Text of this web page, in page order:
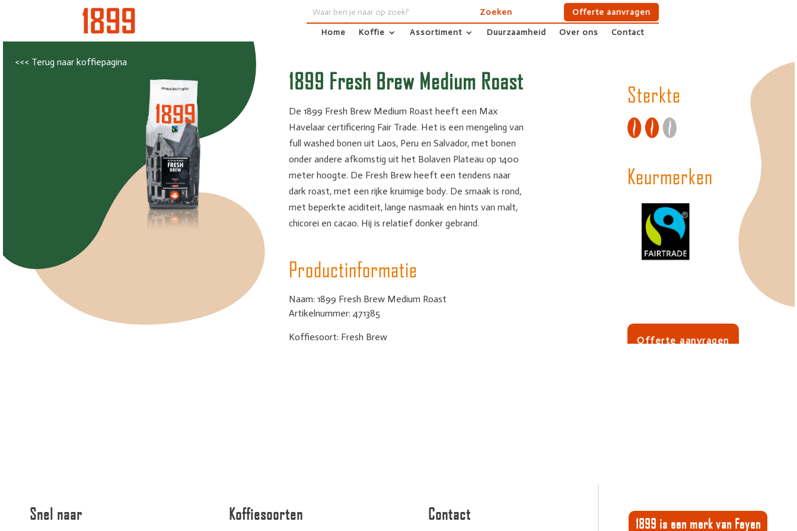
Offerte aanvragen
Home
Koffie Assortiment Duurzaamheid Over ons Contact
Offerte aanvragen
Home
Koffie Assortiment Duurzaamheid Over ons Contact
<<< Terug naar koffiepagina
1899 Fresh Brew Medium Roast
De 1899 Fresh Brew Medium Roast heeft een Max
Havelaar certificering Fair Trade. Het is een mengeling van
full washed bonen uit Laos, Peru en Salvador, met bonen
onder andere afkomstig uit het Bolaven Plateau op 1400
meter hoogte. De Fresh Brew heeft een tendens naar
dark roast, met een rijke kruimige body. De smaak is rond,
met beperkte aciditeit, lange nasmaak en hints van malt,
chicorei en cacao. Hij is relatief donker gebrand.
Productinformatie
Naam: 1899 Fresh Brew Medium Roast
Artikelnummer: 471385
Koffiesoort: Fresh Brew
Sterkte
Keurmerken
Offerte aanvragen
Snel naar Koffiesoorten Contact 1899 is een merk van Feyen